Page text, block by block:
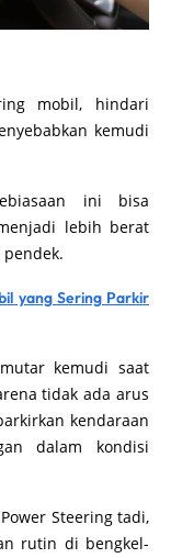
mobil, hindari
kemudi
ini bisa
lebih berat
yang Sering Parkir
kemudi saat
tidak ada arus
kendaraan
dalam kondisi
Steering tadi,
rutin di bengkel-